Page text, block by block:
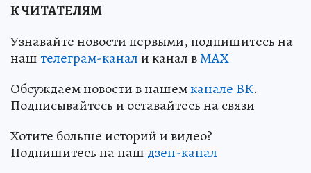
К ЧИТАТЕЛЯМ
Узнавайте новости первыми, подпишитесь на
наштелеграм-канали канал вМАХ
Обсуждаем новости в нашемканале ВК.
Подписывайтесь и оставайтесь на связи
Хотите больше историй и видео?
Подпишитесь на наш дзен-канал